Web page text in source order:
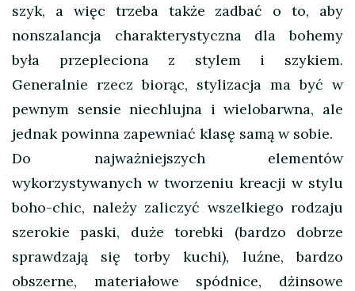
szyk, a więc trzeba także zadbać o to, aby
nonszalancja charakterystyczna dla bohemy
była przepleciona z stylem i szykiem.
Generalnie rzecz biorąc, stylizacja ma być w
pewnym sensie niechlujna i wielobarwna, ale
jednak powinna zapewniać klasę samą w sobie.
Do najważniejszych elementów
wykorzystywanych w tworzeniu kreacji w stylu
boho-chic, należy zaliczyć wszelkiego rodzaju
szerokie paski, duże torebki (bardzo dobrze
sprawdzają się torby kuchi), luźne, bardzo
obszerne, materiałowe spódnice, dżinsowe